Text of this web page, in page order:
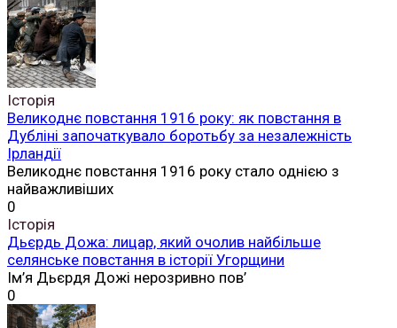
Історія
Великоднє повстання 1916 року: як повстання в
Дубліні започаткувало боротьбу за незалежність
Ірландії
Великоднє повстання 1916 року стало однією з
найважливіших
0
Історія
Дьєрдь Дожа: лицар, який очолив найбільше
селянське повстання в історії Угорщини
Ім’я Дьєрдя Дожі нерозривно пов’
0